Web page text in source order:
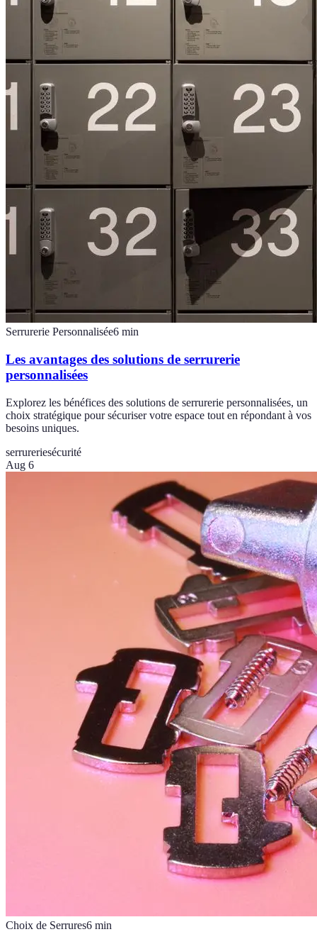
Serrurerie Personnalisée6 min
Les avantages des solutions de serrurerie
personnalisées
Explorez les bénéfices des solutions de serrurerie personnalisées, un
choix stratégique pour sécuriser votre espace tout en répondant à vos
besoins uniques.
serrureriesécurité
Aug 6
Choix de Serrures6 min